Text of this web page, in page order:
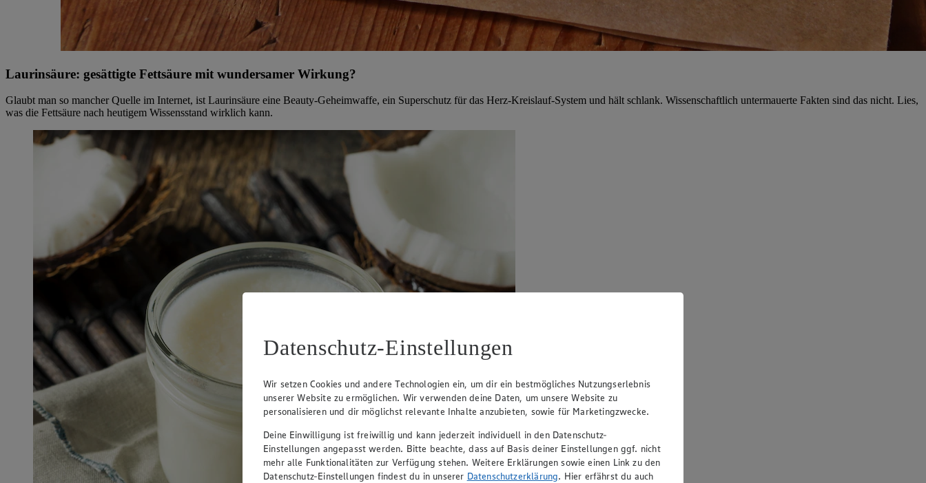
Laurinsäure: gesättigte Fettsäure mit wundersamer Wirkung?
Glaubt man so mancher Quelle im Internet, ist Laurinsäure eine Beauty-Geheimwaffe, ein Superschutz für das Herz-Kreislauf-System und hält schlank. Wissenschaftlich untermauerte Fakten sind das nicht. Lies,
was die Fettsäure nach heutigem Wissensstand wirklich kann.
Datenschutz-Einstellungen
Wir setzen Cookies und andere Technologien ein, um dir ein bestmögliches Nutzungserlebnis
unserer Website zu ermöglichen. Wir verwenden deine Daten, um unsere Website zu
personalisieren und dir möglichst relevante Inhalte anzubieten, sowie für Marketingzwecke.
Deine Einwilligung ist freiwillig und kann jederzeit individuell in den Datenschutz-
Einstellungen angepasst werden. Bitte beachte, dass auf Basis deiner Einstellungen ggf. nicht
mehr alle Funktionalitäten zur Verfügung stehen. Weitere Erklärungen sowie einen Link zu den
Datenschutz-Einstellungen findest du in unserer Datenschutzerklärung. Hier erfährst du auch